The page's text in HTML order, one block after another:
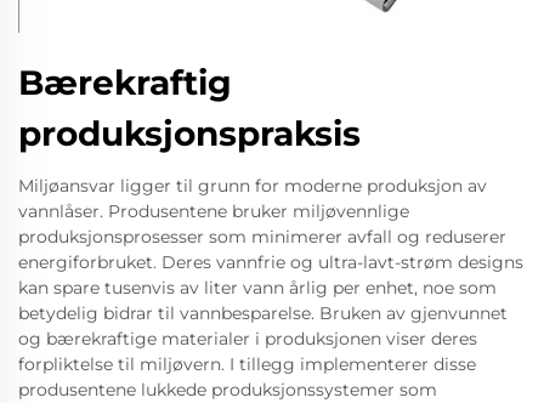
Bærekraftig
produksjonspraksis
Miljøansvar ligger til grunn for moderne produksjon av
vannlåser. Produsentene bruker miljøvennlige
produksjonsprosesser som minimerer avfall og reduserer
energiforbruket. Deres vannfrie og ultra-lavt-strøm designs
kan spare tusenvis av liter vann årlig per enhet, noe som
betydelig bidrar til vannbesparelse. Bruken av gjenvunnet
og bærekraftige materialer i produksjonen viser deres
forpliktelse til miljøvern. I tillegg implementerer disse
produsentene lukkede produksjonssystemer som